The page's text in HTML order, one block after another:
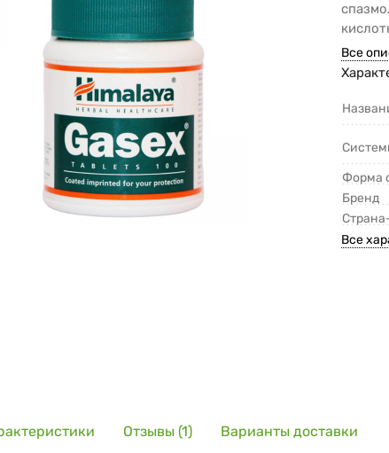
Все
Форма
Бренд
Все
Отзывы (1) Варианты доставки